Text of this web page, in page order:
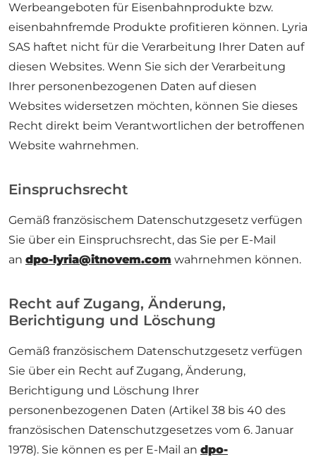
Werbeangeboten für Eisenbahnprodukte bzw.
eisenbahnfremde Produkte profitieren können. Lyria
SAS haftet nicht für die Verarbeitung Ihrer Daten auf
diesen Websites. Wenn Sie sich der Verarbeitung
Ihrer personenbezogenen Daten auf diesen
Websites widersetzen möchten, können Sie dieses
Recht direkt beim Verantwortlichen der betroffenen
Website wahrnehmen.
Einspruchsrecht
Gemäß französischem Datenschutzgesetz verfügen
Sie über ein Einspruchsrecht, das Sie per E-Mail
an dpo-lyria@itnovem.com wahrnehmen können.
Recht auf Zugang, Änderung,
Berichtigung und Löschung
Gemäß französischem Datenschutzgesetz verfügen
Sie über ein Recht auf Zugang, Änderung,
Berichtigung und Löschung Ihrer
personenbezogenen Daten (Artikel 38 bis 40 des
französischen Datenschutzgesetzes vom 6. Januar
1978). Sie können es per E-Mail an dpo-